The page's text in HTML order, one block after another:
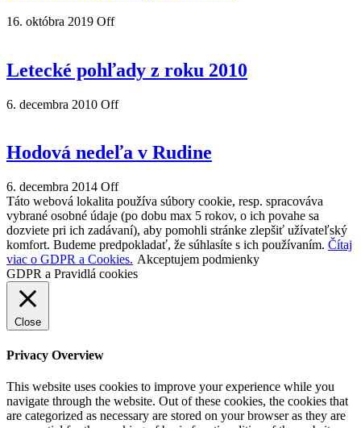
16. októbra 2019 Off
Letecké pohľady z roku 2010
6. decembra 2010 Off
Hodová nedeľa v Rudine
6. decembra 2014 Off
Táto webová lokalita používa súbory cookie, resp. spracováva
vybrané osobné údaje (po dobu max 5 rokov, o ich povahe sa
dozviete pri ich zadávaní), aby pomohli stránke zlepšiť užívateľský
komfort. Budeme predpokladať, že súhlasíte s ich používaním. Čítaj
viac o GDPR a Cookies. Akceptujem podmienky
GDPR a Pravidlá cookies
Close
Privacy Overview
This website uses cookies to improve your experience while you
navigate through the website. Out of these cookies, the cookies that
are categorized as necessary are stored on your browser as they are